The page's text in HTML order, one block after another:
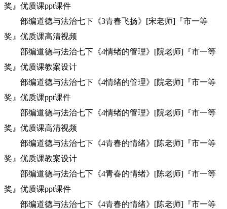
奖』优质课ppt课件
部编道德与法治七下《3青春飞扬》[宋老师]『市一等
奖』优质课高清视频
部编道德与法治七下《4情绪的管理》[院老师]『市一等
奖』优质课教案设计
部编道德与法治七下《4情绪的管理》[院老师]『市一等
奖』优质课ppt课件
部编道德与法治七下《4情绪的管理》[院老师]『市一等
奖』优质课高清视频
部编道德与法治七下《4青春的情绪》[陈老师]『市一等
奖』优质课教案设计
部编道德与法治七下《4青春的情绪》[陈老师]『市一等
奖』优质课ppt课件
部编道德与法治七下《4青春的情绪》[陈老师]『市一等